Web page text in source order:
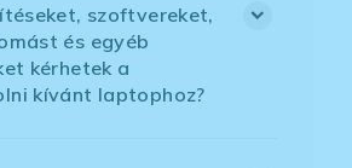
szoftvereket,
és egyéb
kérhetek a
kívánt laptophoz?